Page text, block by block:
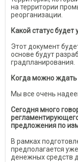
на территории
реорганизации.
Какой статус будет
Этот документ
основе будут
градпланирования.
Когда можно ждать
Мы все очень
Сегодня много
предложения по
В рамках
предполагается
денежных средств